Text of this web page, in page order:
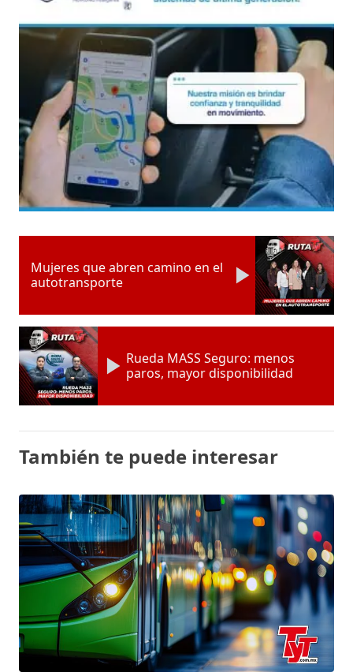
Mujeres que abren camino en el
autotransporte
Rueda MASS Seguro: menos
paros, mayor disponibilidad
También te puede interesar